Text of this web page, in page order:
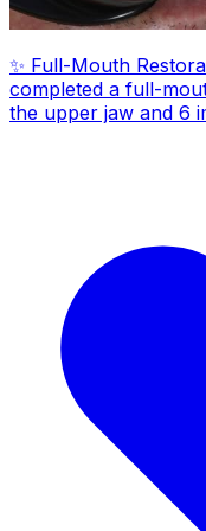
✨ Full-Mouth
completed a full-
the upper jaw and 6